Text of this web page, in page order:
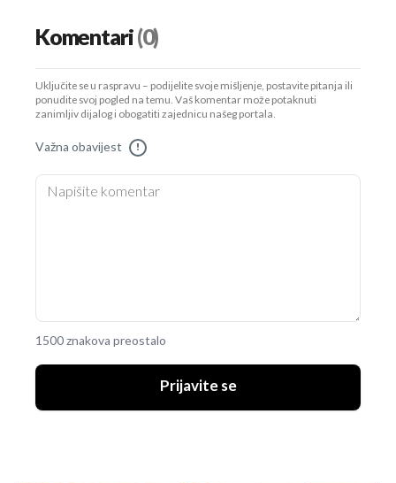
Komentari(0)
Uključite se u raspravu – podijelite svoje mišljenje, postavite pitanja ili
ponudite svoj pogled na temu. Vaš komentar može potaknuti
zanimljiv dijalog i obogatiti zajednicu našeg portala.
Važna obavijest !
1500 znakova preostalo
Prijavite se